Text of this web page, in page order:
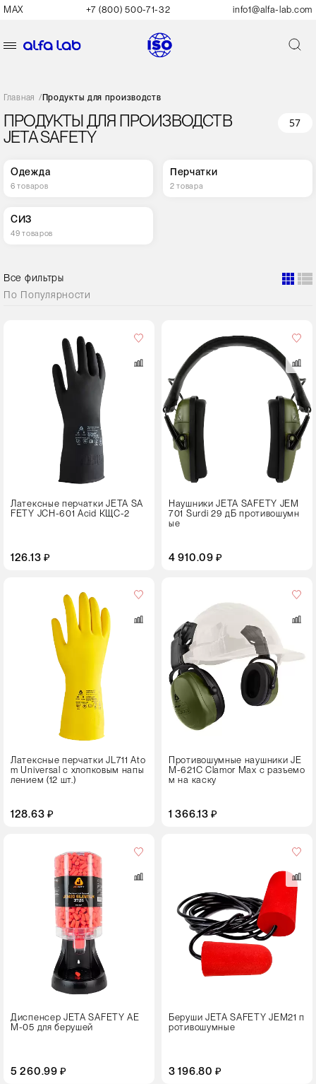
MAX +7 (800) 500-71-32 info1@alfa-lab.com
Главная / Продукты для производств
ПРОДУКТЫ ДЛЯ ПРОИЗВОДСТВ
JETA SAFETY
57
Одежда
6 товаров
Перчатки
2 товара
СИЗ
49 товаров
Все фильтры
По Популярности
Латексные перчатки JETA SA
FETY JCH-601 Acid КЩС-2
126.13 ₽
Наушники JETA SAFETY JEM
701 Surdi 29 дБ противошумн
ые
4 910.09 ₽
Латексные перчатки JL711 Ato
m Universal с хлопковым напы
лением (12 шт.)
128.63 ₽
Противошумные наушники JE
M-621C Clamor Max с разъемо
м на каску
1 366.13 ₽
Диспенсер JETA SAFETY AE
M-05 для берушей
5 260.99 ₽
Беруши JETA SAFETY JEM21 п
ротивошумные
3 196.80 ₽